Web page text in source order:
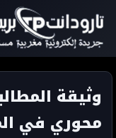
وثيقة
محوري في